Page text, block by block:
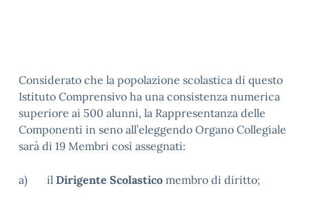
Considerato che la popolazione scolastica di questo
Istituto Comprensivo ha una consistenza numerica
superiore ai 500 alunni, la Rappresentanza delle
Componenti in seno all’eleggendo Organo Collegiale
sarà di 19 Membri così assegnati:
a) il Dirigente Scolastico membro di diritto;